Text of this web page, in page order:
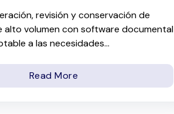
revisión y conservación de
alto volumen con software documental
a las necesidades...
Read More